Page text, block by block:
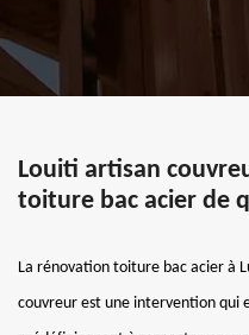
Louiti artisan
toiture bac acier de
La rénovation toiture bac acier à
couvreur est une intervention qui